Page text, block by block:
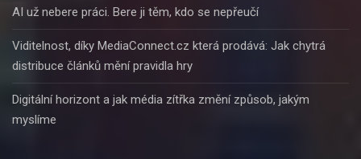
AI už nebere práci. Bere ji těm, kdo se nepřeučí
Viditelnost, díky MediaConnect.cz která prodává: Jak chytrá
distribuce článků mění pravidla hry
Digitální horizont a jak média zítřka změní způsob, jakým
myslíme